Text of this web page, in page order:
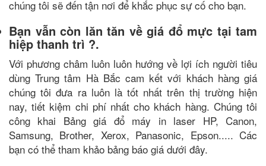
chúng tôi sẽ đến tận nơi để khắc phục sự cố cho bạn.
Bạn vẫn còn lăn tăn về giá đổ mực tại tam
hiệp thanh trì ?.
Với phương châm luôn luôn hướng về lợi ích người tiêu
dùng Trung tâm Hà Bắc cam kết với khách hàng giá
chúng tôi đưa ra luôn là tốt nhất trên thị trường hiện
nay, tiết kiệm chi phí nhất cho khách hàng. Chúng tôi
công khai Bảng giá đổ máy in laser HP, Canon,
Samsung, Brother, Xerox, Panasonic, Epson..... Các
bạn có thể tham khảo bảng báo giá dưới đây.